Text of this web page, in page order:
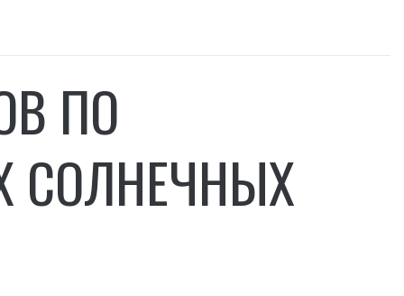
ПО
СОЛНЕЧНЫХ